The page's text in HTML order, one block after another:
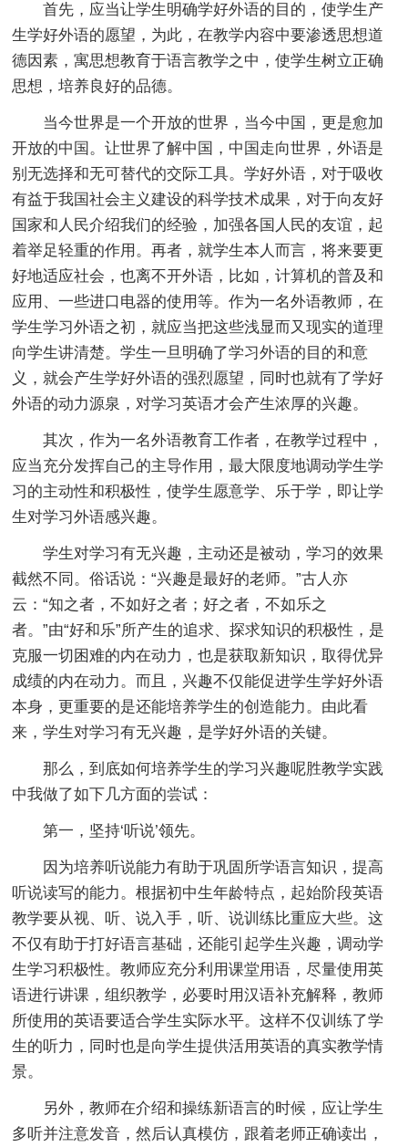
首先，应当让学生明确学好外语的目的，使学生产
生学好外语的愿望，为此，在教学内容中要渗透思想道
德因素，寓思想教育于语言教学之中，使学生树立正确
思想，培养良好的品德。
当今世界是一个开放的世界，当今中国，更是愈加
开放的中国。让世界了解中国，中国走向世界，外语是
别无选择和无可替代的交际工具。学好外语，对于吸收
有益于我国社会主义建设的科学技术成果，对于向友好
国家和人民介绍我们的经验，加强各国人民的友谊，起
着举足轻重的作用。再者，就学生本人而言，将来要更
好地适应社会，也离不开外语，比如，计算机的普及和
应用、一些进口电器的使用等。作为一名外语教师，在
学生学习外语之初，就应当把这些浅显而又现实的道理
向学生讲清楚。学生一旦明确了学习外语的目的和意
义，就会产生学好外语的强烈愿望，同时也就有了学好
外语的动力源泉，对学习英语才会产生浓厚的兴趣。
其次，作为一名外语教育工作者，在教学过程中，
应当充分发挥自己的主导作用，最大限度地调动学生学
习的主动性和积极性，使学生愿意学、乐于学，即让学
生对学习外语感兴趣。
学生对学习有无兴趣，主动还是被动，学习的效果
截然不同。俗话说：“兴趣是最好的老师。”古人亦
云：“知之者，不如好之者；好之者，不如乐之
者。”由“好和乐”所产生的追求、探求知识的积极性，是
克服一切困难的内在动力，也是获取新知识，取得优异
成绩的内在动力。而且，兴趣不仅能促进学生学好外语
本身，更重要的是还能培养学生的创造能力。由此看
来，学生对学习有无兴趣，是学好外语的关键。
那么，到底如何培养学生的学习兴趣呢胜教学实践
中我做了如下几方面的尝试：
第一，坚持‘听说’领先。
因为培养听说能力有助于巩固所学语言知识，提高
听说读写的能力。根据初中生年龄特点，起始阶段英语
教学要从视、听、说入手，听、说训练比重应大些。这
不仅有助于打好语言基础，还能引起学生兴趣，调动学
生学习积极性。教师应充分利用课堂用语，尽量使用英
语进行讲课，组织教学，必要时用汉语补充解释，教师
所使用的英语要适合学生实际水平。这样不仅训练了学
生的听力，同时也是向学生提供活用英语的真实教学情
景。
另外，教师在介绍和操练新语言的时候，应让学生
多听并注意发音，然后认真模仿，跟着老师正确读出，